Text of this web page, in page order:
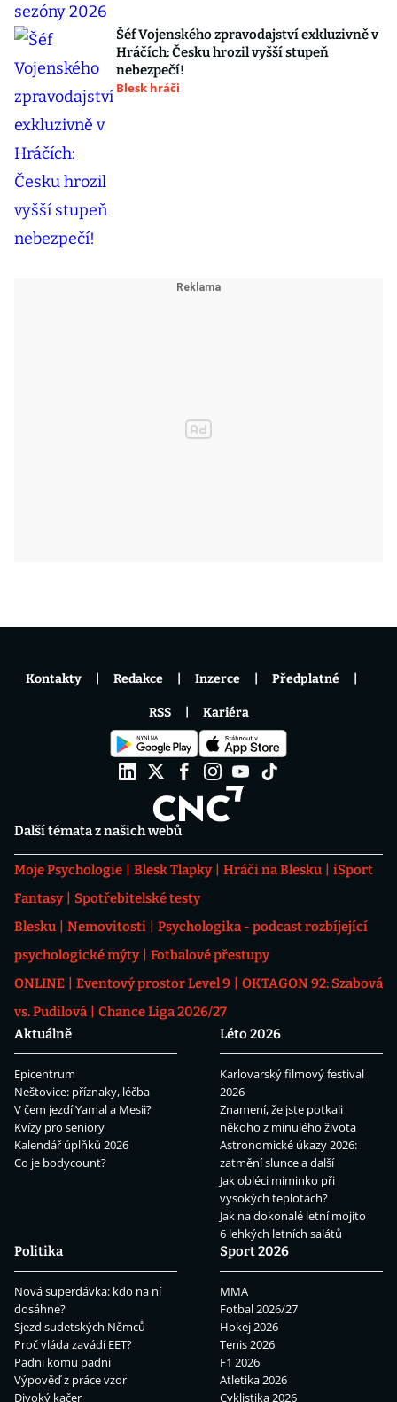
Šéf Vojenského zpravodajství exkluzivně v
Hráčích: Česku hrozil vyšší stupeň
nebezpečí!
Blesk hráči
Další témata z našich webů
Moje Psychologie Blesk Tlapky Hráči na Blesku
iSport
Fantasy
Spotřebitelské testy
Blesku
Nemovitosti
Psychologika - podcast rozbíjející
psychologické mýty
Fotbalové přestupy
ONLINE
Eventový prostor Level 9
OKTAGON 92: Szabová
vs. Pudilová
Chance Liga 2026/27
Aktuálně
Epicentrum
Neštovice: příznaky, léčba
V čem jezdí Yamal a Mesii?
Kvízy pro seniory
Kalendář úplňků 2026
Co je bodycount?
Léto 2026
Karlovarský filmový festival
2026
Znamení, že jste potkali
někoho z minulého života
Astronomické úkazy 2026:
zatmění slunce a další
Jak obléci miminko při
vysokých teplotách?
Jak na dokonalé letní mojito
6 lehkých letních salátů
Politika
Nová superdávka: kdo na ní
dosáhne?
Sjezd sudetských Němců
Proč vláda zavádí EET?
Padni komu padni
Výpověď z práce vzor
Divoký kačer
Sport 2026
MMA
Fotbal 2026/27
Hokej 2026
Tenis 2026
F1 2026
Atletika 2026
Cyklistika 2026
Kontakty Redakce Inzerce Předplatné
RSS Kariéra